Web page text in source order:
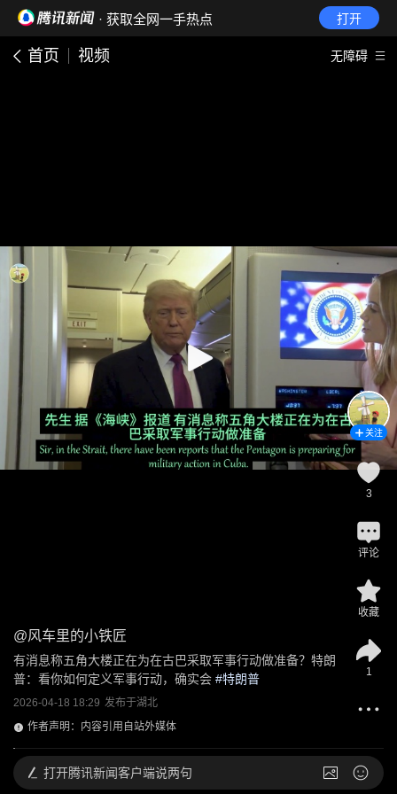
· 获取全网一手热点 打开
首页 视频 无障碍
@风车里的小铁匠
有消息称五角大楼正在为在古巴采取军事行动做准备？特朗
普：看你如何定义军事行动，确实会 #特朗普
2026-04-18 18:29 发布于湖北
作者声明：内容引用自站外媒体
关注
3
评论
收藏
1
打开腾讯新闻客户端说两句